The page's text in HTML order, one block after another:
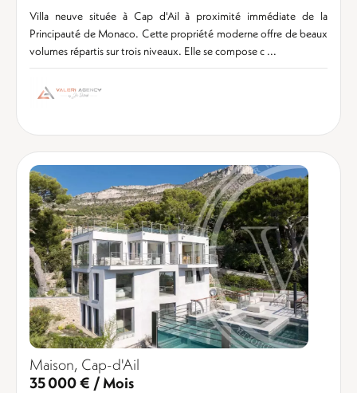
Villa neuve située à Cap d'Ail à proximité immédiate de la
Principauté de Monaco. Cette propriété moderne offre de beaux
volumes répartis sur trois niveaux. Elle se compose c ...
Maison, Cap-d'Ail
35 000 € / Mois